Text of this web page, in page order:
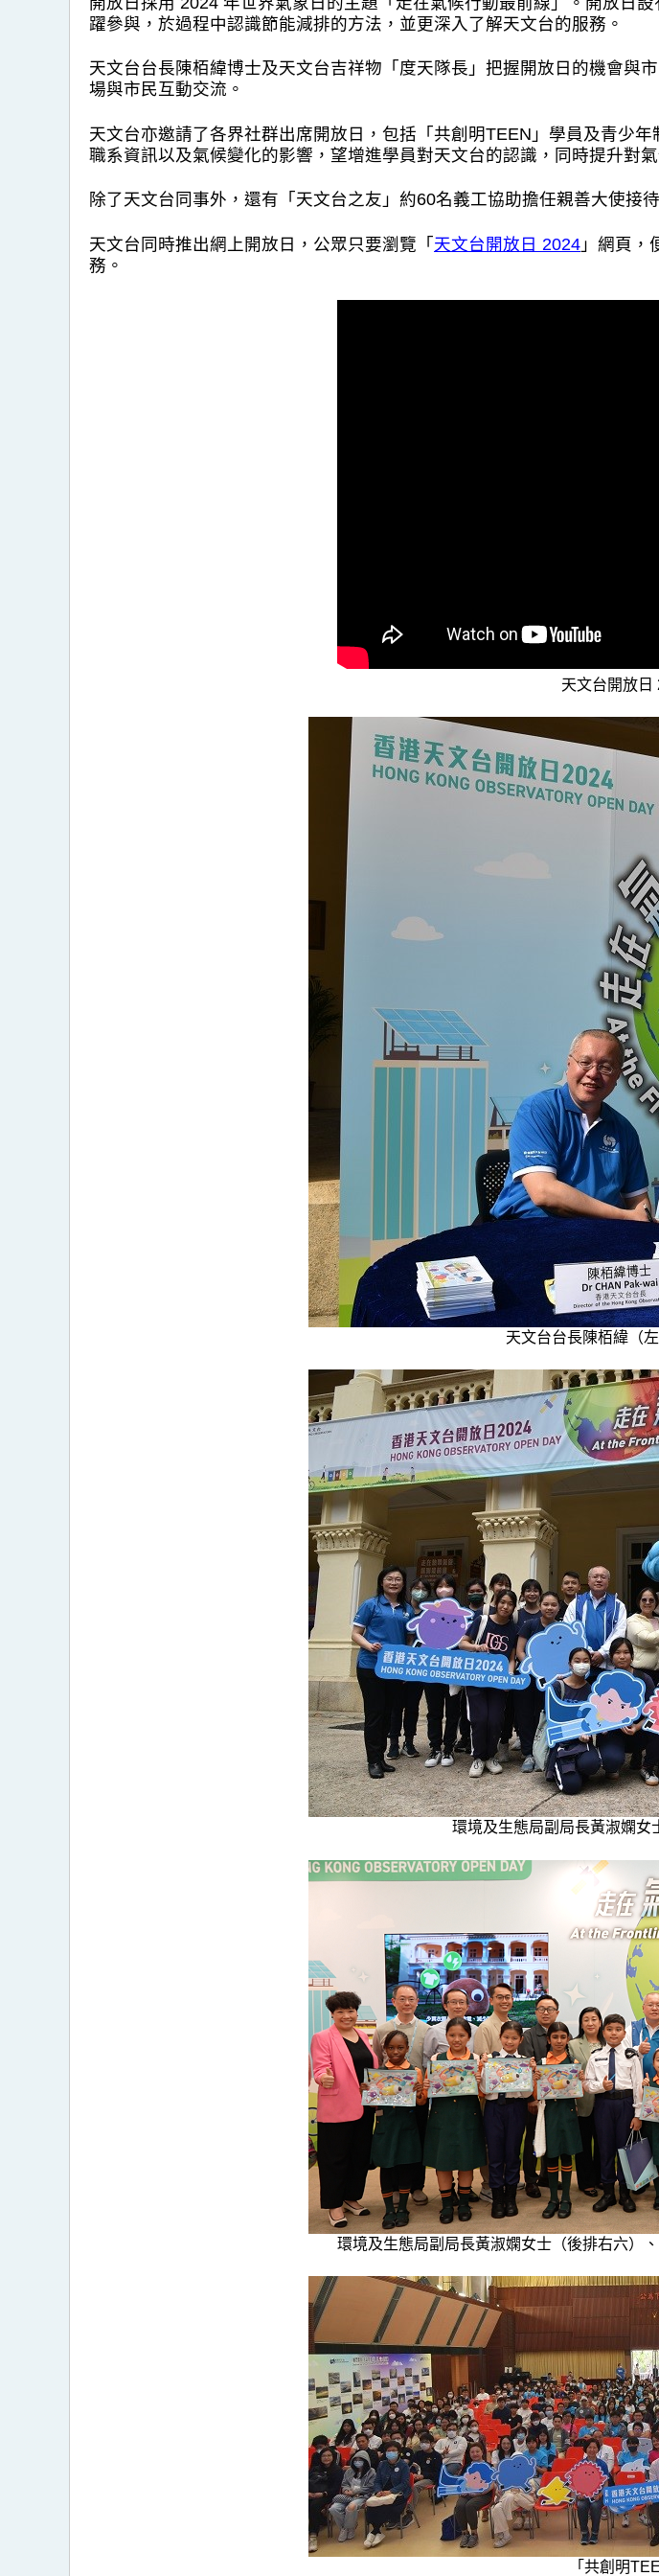
躍參與，於過程中認識節能減排的方法，並更深入了解天文台的服務。
天文台台長陳栢緯博士及天文台吉祥物「度天隊長」把握開放日的機會與
場與市民互動交流。
天文台亦邀請了各界社群出席開放日，包括「共創明TEEN」學員及青少
職系資訊以及氣候變化的影響，望增進學員對天文台的認識，同時提升對
除了天文台同事外，還有「天文台之友」約60名義工協助擔任親善大使接
天文台同時推出網上開放日，公眾只要瀏覽「 天文台開放日 2024 」網頁，
務。
天文台開放日
天文台台長陳栢緯（
環境及生態局副局長黃淑嫻女
環境及生態局副局長黃淑嫻女士（後排右六）
「共創明